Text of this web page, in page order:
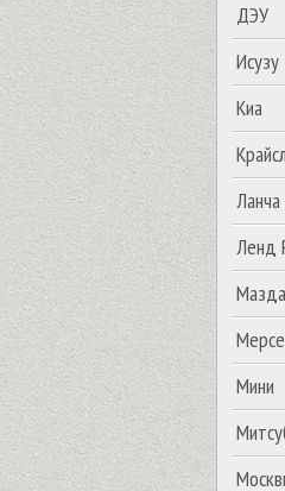
ДЭУ
Исузу
Киа
Ланча
Ленд
Мазда
Мини